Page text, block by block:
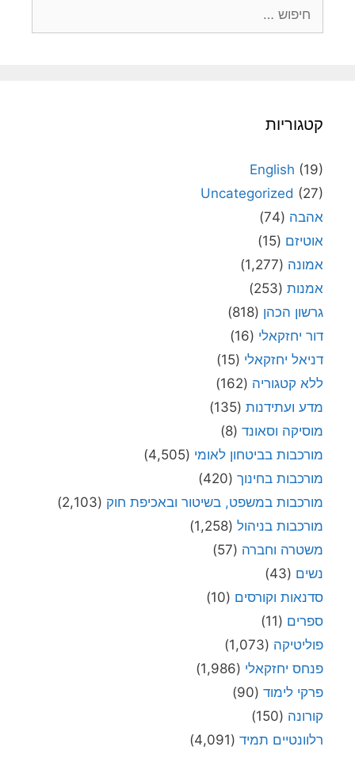
קטגוריות
English (19)
Uncategorized (27)
אהבה (74)
אוטיזם (15)
אמונה (1,277)
אמנות (253)
גרשון הכהן (818)
דור יחזקאלי (16)
דניאל יחזקאלי (15)
ללא קטגוריה (162)
מדע ועתידנות (135)
מוסיקה וסאונד (8)
מורכבות בביטחון לאומי (4,505)
מורכבות בחינוך (420)
מורכבות במשפט, בשיטור ובאכיפת חוק (2,103)
מורכבות בניהול (1,258)
משטרה וחברה (57)
נשים (43)
סדנאות וקורסים (10)
ספרים (11)
פוליטיקה (1,073)
פנחס יחזקאלי (1,986)
פרקי לימוד (90)
קורונה (150)
רלוונטיים תמיד (4,091)